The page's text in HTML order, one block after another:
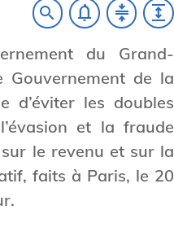
search notifications_none compress expand
du Grand-
Gouvernement de la
d’éviter les doubles
et la fraude
le revenu et sur la
faits à Paris, le 20